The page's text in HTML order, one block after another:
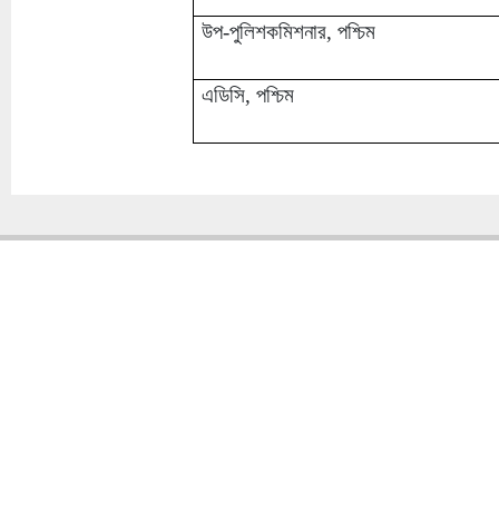
উপ-পুলিশকমিশনার, পশ্চিম
এডিসি, পশ্চিম